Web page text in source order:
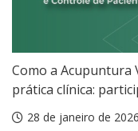
Como a
prática clínica:
28 de janeiro de 2026